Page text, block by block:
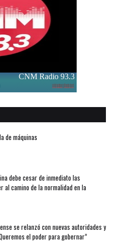
de máquinas
debe cesar de inmediato las
al camino de la normalidad en la
se relanzó con nuevas autoridades y
el poder para gobernar”